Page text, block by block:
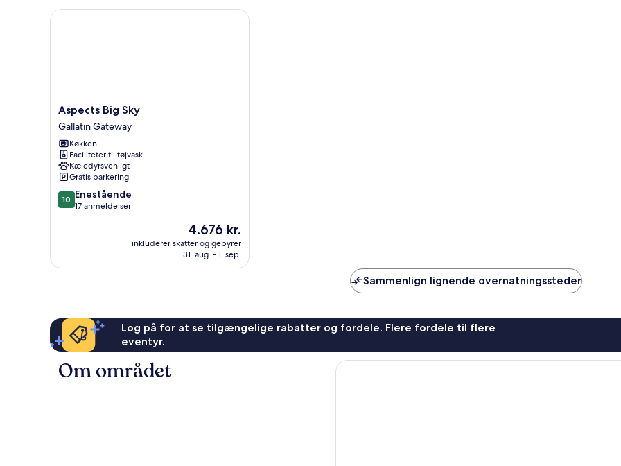
Aspects
Big
Sky
Gallatin
Gateway
Aspects Big Sky
Gallatin Gateway
Køkken
Faciliteter til tøjvask
Kæledyrsvenligt
Gratis parkering
10.0
ud
anmeldelser
10 Enestående
17 anmeldelser
Prisen
er
4.676 kr.
4.676 kr.
inkluderer skatter og gebyrer
31. aug. - 1. sep.
Aspects Big Sky
Sammenlign lignende overnatningssteder
Log på for at se tilgængelige rabatter og fordele. Flere fordele til flere
eventyr.
Om området